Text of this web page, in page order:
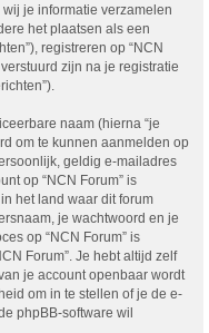
je informatie verzamelen
het plaatsen als een
registreren op “NCN
zijn na je registratie
naam (hierna “je
om te kunnen aanmelden op
geldig e-mailadres
op “NCN Forum” is
het land waar dit forum
je wachtwoord en je
op “NCN Forum” is
Forum”. Je hebt altijd zelf
je account openbaar wordt
om in te stellen of je de e-
phpBB-software wil